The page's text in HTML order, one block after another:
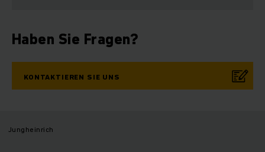
Haben Sie Fragen?
KONTAKTIEREN SIE UNS
Jungheinrich